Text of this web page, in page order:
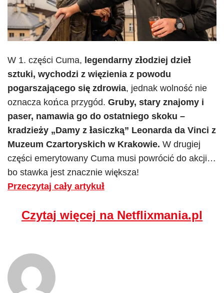
W 1. części Cuma, legendarny złodziej dzieł
sztuki, wychodzi z więzienia z powodu
pogarszającego się zdrowia, jednak wolność nie
oznacza końca przygód. Gruby, stary znajomy i
paser, namawia go do ostatniego skoku –
kradzieży „Damy z łasiczką” Leonarda da Vinci z
Muzeum Czartoryskich w Krakowie. W drugiej
części emerytowany Cuma musi powrócić do akcji…
bo stawka jest znacznie większa!
Przeczytaj cały artykuł
Czytaj więcej na Netflixmania.pl